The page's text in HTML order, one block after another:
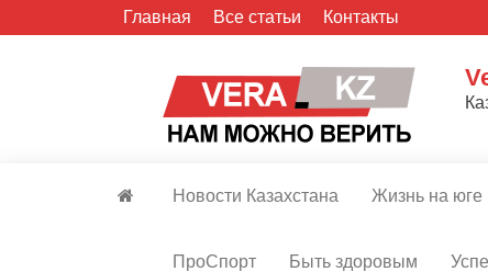
Главная Все статьи Контакты
Новости Казахстана Жизнь на юге
ПроСпорт Быть здоровым